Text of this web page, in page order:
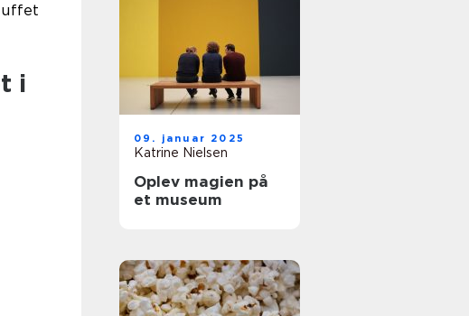
i
09. januar 2025
Katrine Nielsen
Oplev magien på
et museum